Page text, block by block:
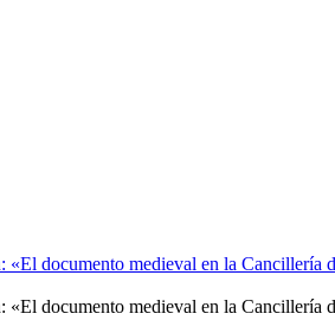
«El documento medieval en la Cancillería
«El documento medieval en la Cancillería